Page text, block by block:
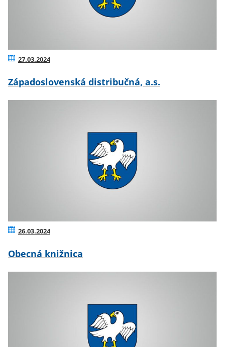
27.03.2024
Západoslovenská distribučná, a.s.
26.03.2024
Obecná knižnica